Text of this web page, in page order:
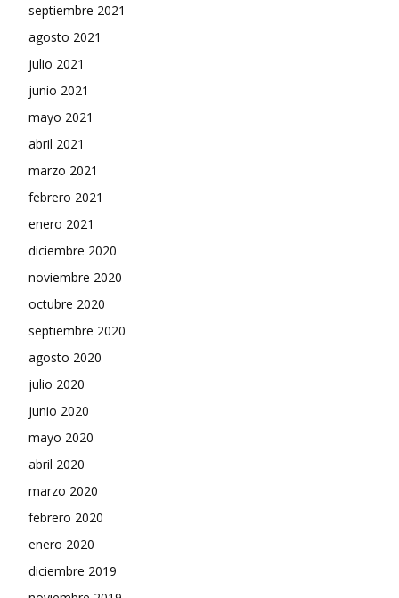
septiembre 2021
agosto 2021
julio 2021
junio 2021
mayo 2021
abril 2021
marzo 2021
febrero 2021
enero 2021
diciembre 2020
noviembre 2020
octubre 2020
septiembre 2020
agosto 2020
julio 2020
junio 2020
mayo 2020
abril 2020
marzo 2020
febrero 2020
enero 2020
diciembre 2019